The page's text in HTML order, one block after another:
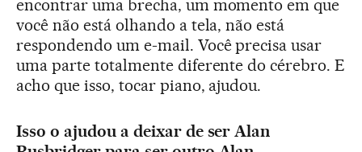
encontrar uma brecha, um momento em que
você não está olhando a tela, não está
respondendo um e-mail. Você precisa usar
uma parte totalmente diferente do cérebro. E
acho que isso, tocar piano, ajudou.
Isso o ajudou a deixar de ser Alan